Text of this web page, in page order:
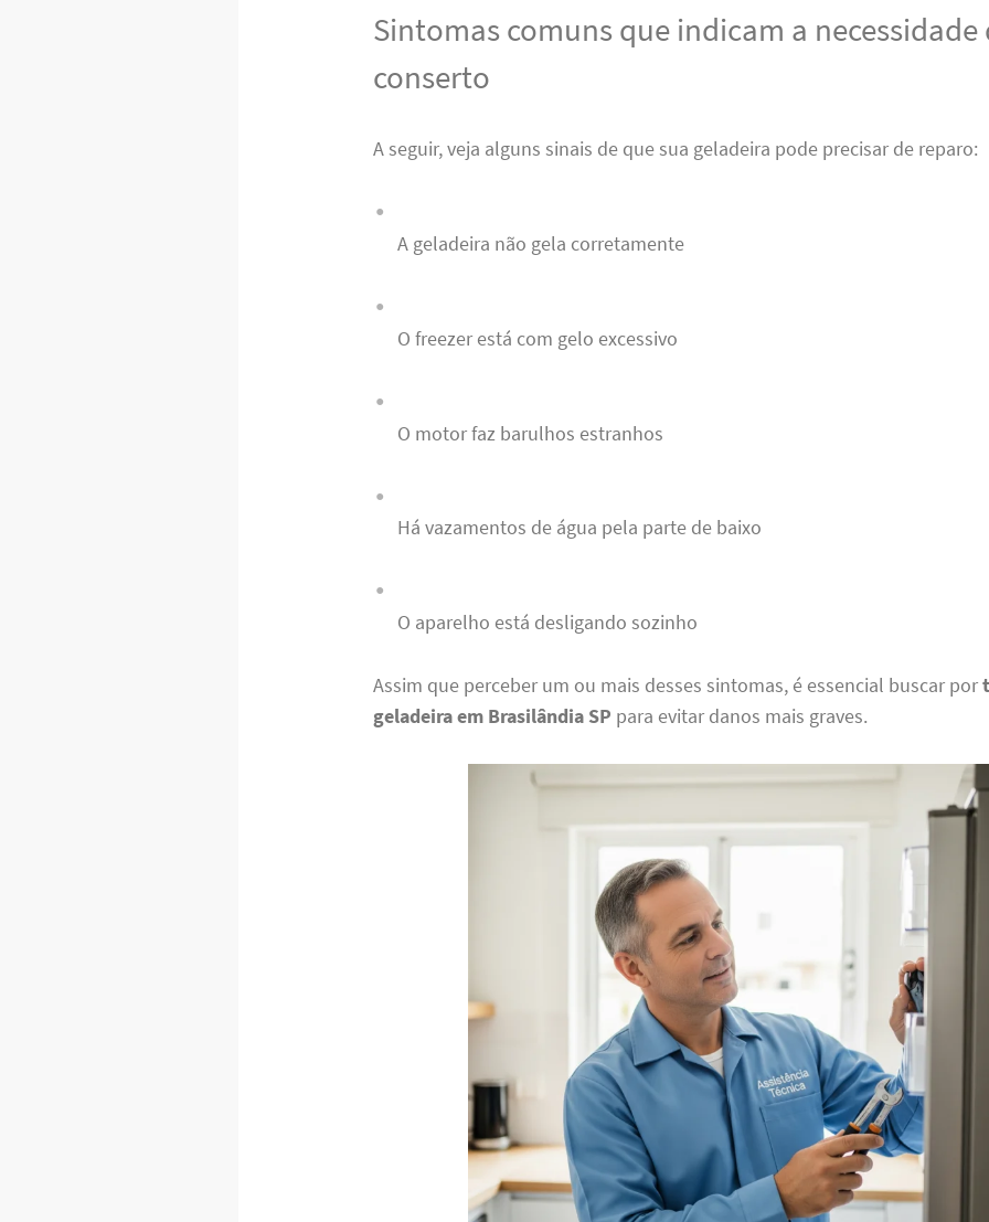
Sintomas comuns que indicam a necessidade
conserto
A seguir, veja alguns sinais de que sua geladeira pode precisar de reparo:
A geladeira não gela corretamente
O freezer está com gelo excessivo
O motor faz barulhos estranhos
Há vazamentos de água pela parte de baixo
O aparelho está desligando sozinho
Assim que perceber um ou mais desses sintomas, é essencial buscar por
geladeira em Brasilândia SP para evitar danos mais graves.